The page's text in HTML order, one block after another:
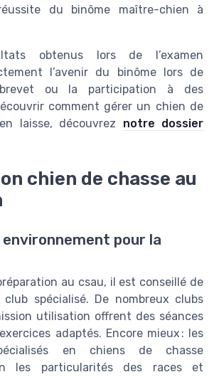
du binôme maître-chien à
obtenus lors de l’examen
l’avenir du binôme lors de
ou la participation à des
comment gérer un chien de
laisse, découvrez notre dossier
chien de chasse au
environnement pour la
au csau, il est conseillé de
spécialisé. De nombreux clubs
utilisation offrent des séances
adaptés. Encore mieux : les
en chiens de chasse
les particularités des races et